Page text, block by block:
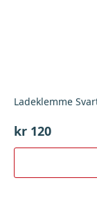
Ladeklemme
kr 120